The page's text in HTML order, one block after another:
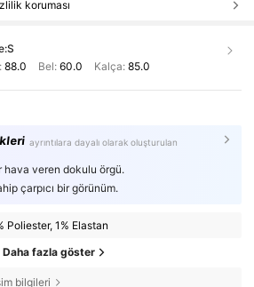
koruması
S
88.0 Bel: 60.0 Kalça: 85.0
ayrıntılara dayalı olarak oluşturulan
hava veren dokulu örgü.
çarpıcı bir görünüm.
Poliester, 1% Elastan
Daha fazla göster
bilgileri